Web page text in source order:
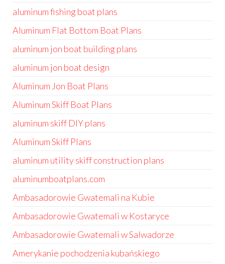
aluminum fishing boat plans
Aluminum Flat Bottom Boat Plans
aluminum jon boat building plans
aluminum jon boat design
Aluminum Jon Boat Plans
Aluminum Skiff Boat Plans
aluminum skiff DIY plans
Aluminum Skiff Plans
aluminum utility skiff construction plans
aluminumboatplans.com
Ambasadorowie Gwatemali na Kubie
Ambasadorowie Gwatemali w Kostaryce
Ambasadorowie Gwatemali w Salwadorze
Amerykanie pochodzenia kubańskiego